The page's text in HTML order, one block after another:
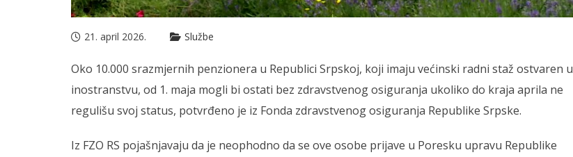
21. april 2026. Službe
Oko 10.000 srazmjernih penzionera u Republici Srpskoj, koji imaju većinski radni staž ostvaren u
inostranstvu, od 1. maja mogli bi ostati bez zdravstvenog osiguranja ukoliko do kraja aprila ne
regulišu svoj status, potvrđeno je iz Fonda zdravstvenog osiguranja Republike Srpske.
Iz FZO RS pojašnjavaju da je neophodno da se ove osobe prijave u Poresku upravu Republike